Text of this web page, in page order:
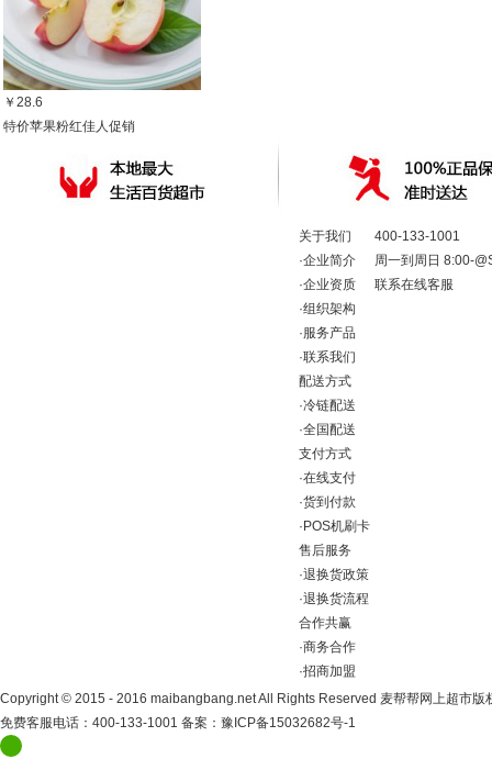
￥28.6
特价苹果粉红佳人促销
关于我们
·企业简介
·企业资质
·组织架构
·服务产品
·联系我们
配送方式
·冷链配送
·全国配送
支付方式
·在线支付
·货到付款
· POS机刷卡
售后服务
·退换货政策
·退换货流程
合作共赢
·商务合作
·招商加盟
400-133-1001
周一到周日 8:00-
联系在线客服
Copyright© 2015 - 2016 maibangbang.net All Rights Reserved 麦帮帮网上超市版
免费客服电话：400-133-1001 备案： 豫ICP备15032682号-1